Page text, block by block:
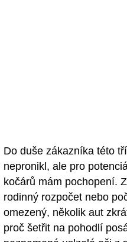
Do duše zákazníka této
nepronikl, ale pro
kočárů mám pochopení.
rodinný rozpočet nebo
omezený, několik aut
proč šetřit na pohodlí